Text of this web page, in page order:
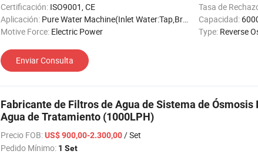
Certificación: ISO9001, CE Tasa de
Aplicación: Pure Water Machine(Inlet Water:Tap,Brohole,River.. Capacidad:
Motive Force: Electric Power Type: Reverse
Enviar Consulta
Fabricante de Filtros de Agua de Sistema de
Agua de Tratamiento (1000LPH)
Precio FOB:US$ 900,00-2.300,00 / Set
Pedido Mínimo: 1 Set